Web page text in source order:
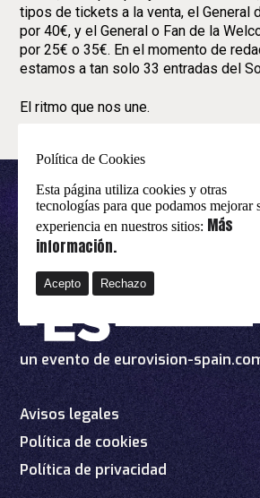
tipos de tickets a la venta, el General
por 40€, y el General o Fan de la
por 25€ o 35€. En el momento de
estamos a tan solo 33 entradas del
El ritmo que nos une.
un evento deeurovision-
Avisos legales
Política de cookies
Política de privacidad
Política de Cookies
Esta página utiliza cookies y otras
tecnologías para que podamos mejorar
experiencia en nuestros sitios: Más
información.
Acepto Rechazo